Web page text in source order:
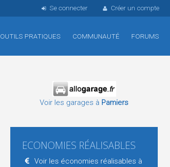
Se connecter Créer un compte
OUTILS PRATIQUES COMMUNAUTÉ FORUMS
Voir les garages à Pamiers
ECONOMIES RÉALISABLES
Voir les économies réalisables à